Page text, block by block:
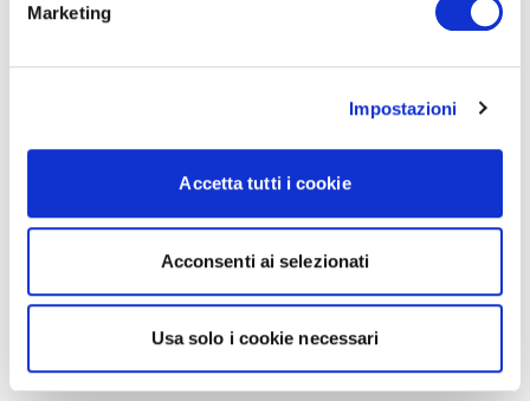
Marketing
Impostazioni
Accetta tutti i cookie
Acconsenti ai selezionati
Usa solo i cookie necessari